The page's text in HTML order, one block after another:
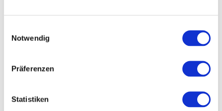
Notwendig
Präferenzen
Statistiken
Heiko Strub
Tel: (0049) 6249 1573